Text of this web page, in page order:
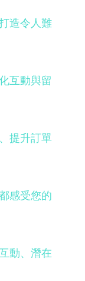
造令人難
互動與留
提升訂單
感受您的
動、潛在